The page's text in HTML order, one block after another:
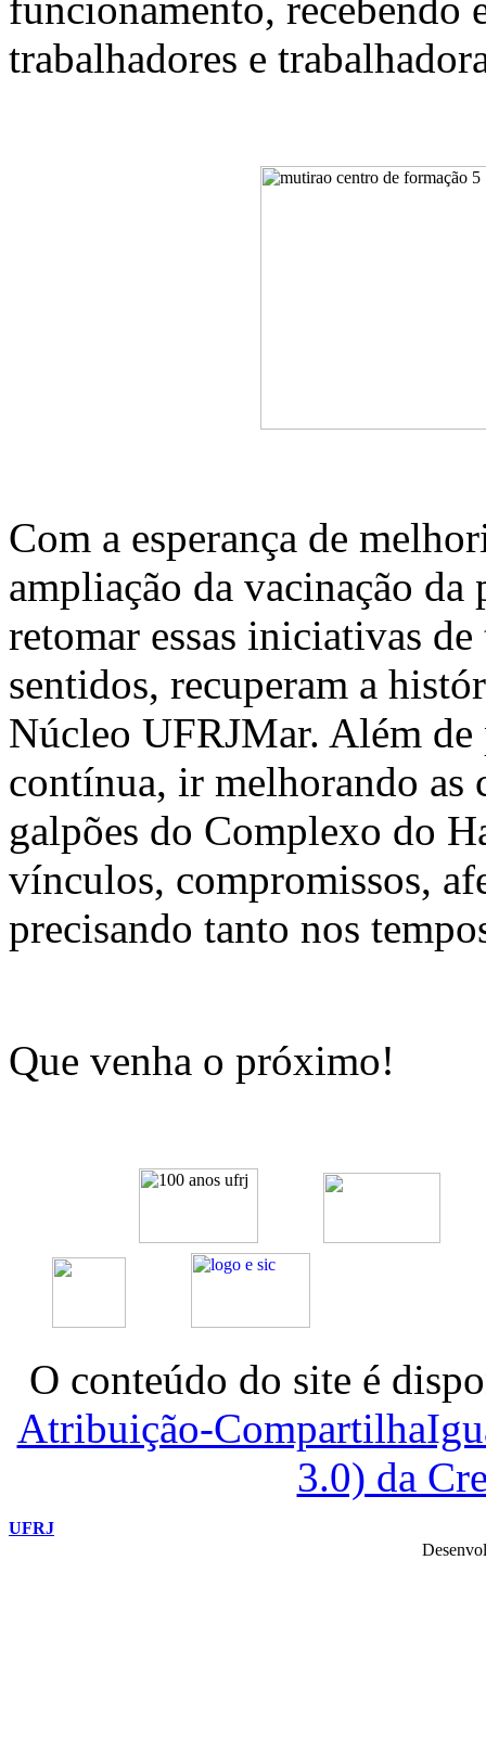
funcionamento, recebendo
trabalhadores e
Com a esperança de
ampliação da vacinação da
retomar essas iniciativas
sentidos, recuperam a
Núcleo UFRJMar. Além
contínua, ir melhorando as
galpões do Complexo do
vínculos, compromissos,
precisando tanto nos
Que venha o próximo!
O conteúdo do site é
Atribuição-
3.0) da
UFRJ